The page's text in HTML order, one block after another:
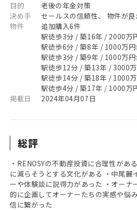
目的
老後の年金対策
決め手
セールスの信頼性、 物件が良
物件
追加購入6件
駅徒歩3分 / 築16年 / 2000万
駅徒歩6分 / 築8年 / 1000万円
駅徒歩3分 / 築9年 / 1000万円
駅徒歩12分 / 築13年 / 3000
駅徒歩14分 / 築18年 / 1000
駅徒歩4分 / 築17年 / 1000万
掲載日
2024年04月07日
総評
・RENOSYの不動産投資に合理性があ
に減らそうとする文化がある ・中尾麗
ーや体験談に説得力があった ・オーナ
的に企画してオーナーたちの実感や悩
信に繋がった